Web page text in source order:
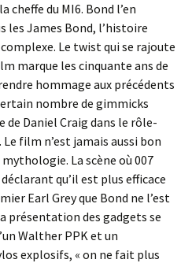
cheffe du MI6. Bond l’en
les James Bond, l’histoire
Le twist qui se rajoute
marque les cinquante ans de
hommage aux précédents
nombre de gimmicks
de Daniel Craig dans le rôle-
film n’est jamais aussi bon
La scène où 007
qu’il est plus efficace
Earl Grey que Bond ne l’est
présentation des gadgets se
Walther PPK et un
explosifs, « on ne fait plus